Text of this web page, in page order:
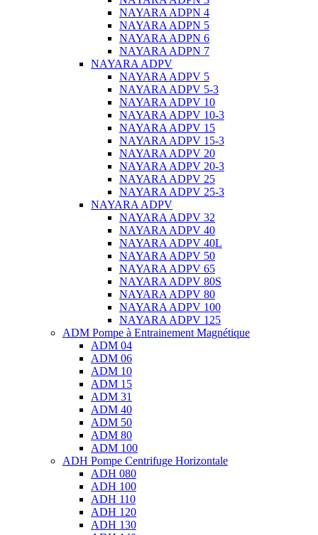
NAYARA ADPN 4
NAYARA ADPN 5
NAYARA ADPN 6
NAYARA ADPN 7
NAYARA ADPV
NAYARA ADPV 5
NAYARA ADPV 5-3
NAYARA ADPV 10
NAYARA ADPV 10-3
NAYARA ADPV 15
NAYARA ADPV 15-3
NAYARA ADPV 20
NAYARA ADPV 20-3
NAYARA ADPV 25
NAYARA ADPV 25-3
NAYARA ADPV
NAYARA ADPV 32
NAYARA ADPV 40
NAYARA ADPV 40L
NAYARA ADPV 50
NAYARA ADPV 65
NAYARA ADPV 80S
NAYARA ADPV 80
NAYARA ADPV 100
NAYARA ADPV 125
ADM Pompe à Entrainement Magnétique
ADM 04
ADM 06
ADM 10
ADM 15
ADM 31
ADM 40
ADM 50
ADM 80
ADM 100
ADH Pompe Centrifuge Horizontale
ADH 080
ADH 100
ADH 110
ADH 120
ADH 130